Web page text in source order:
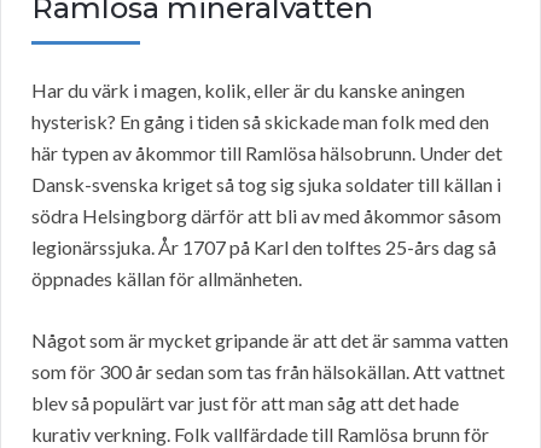
Ramlösa mineralvatten
Har du värk i magen, kolik, eller är du kanske aningen
hysterisk? En gång i tiden så skickade man folk med den
här typen av åkommor till Ramlösa hälsobrunn. Under det
Dansk-svenska kriget så tog sig sjuka soldater till källan i
södra Helsingborg därför att bli av med åkommor såsom
legionärssjuka. År 1707 på Karl den tolftes 25-års dag så
öppnades källan för allmänheten.
Något som är mycket gripande är att det är samma vatten
som för 300 år sedan som tas från hälsokällan. Att vattnet
blev så populärt var just för att man såg att det hade
kurativ verkning. Folk vallfärdade till Ramlösa brunn för